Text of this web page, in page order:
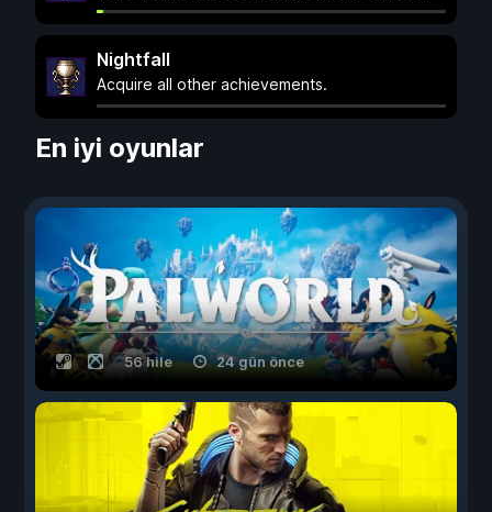
Nightfall
Acquire all other achievements.
En iyi oyunlar
56 hile 24 gün önce